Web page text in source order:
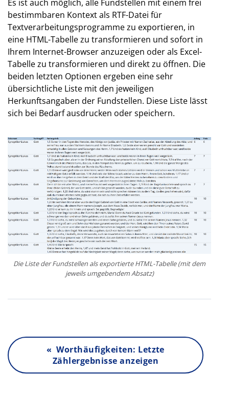
Es ist auch möglich, alle Fundstellen mit einem frei
bestimmbaren Kontext als RTF-Datei für
Textverarbeitungsprogramme zu exportieren, in
eine HTML-Tabelle zu transformieren und sofort in
Ihrem Internet-Browser anzuzeigen oder als Excel-
Tabelle zu transformieren und direkt zu öffnen. Die
beiden letzten Optionen ergeben eine sehr
übersichtliche Liste mit den jeweiligen
Herkunftsangaben der Fundstellen. Diese Liste lässt
sich bei Bedarf ausdrucken oder speichern.
Die Liste der Fundstellen als exportierte HTML-Tabelle (mit dem
jeweils umgebendem Absatz)
« Worthäufigkeiten: Letzte
Zählergebnisse anzeigen